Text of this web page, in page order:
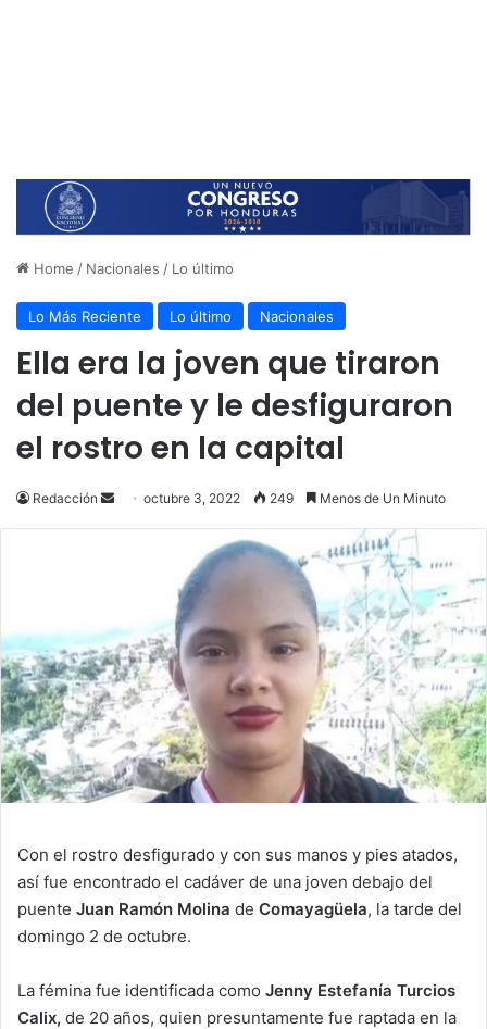
Home / Nacionales / Lo último
Lo Más Reciente Lo último Nacionales
Ella era la joven que tiraron
del puente y le desfiguraron
el rostro en la capital
Redacción
Sendoctubre 3, 2022 249 Menos de Un Minuto
Con el rostro desfigurado y con sus manos y pies atados,
así fue encontrado el cadáver de una joven debajo del
puente Juan Ramón Molina de Comayagüela, la tarde del
domingo 2 de octubre.
La fémina fue identificada como Jenny Estefanía Turcios
Calix, de 20 años, quien presuntamente fue raptada en la